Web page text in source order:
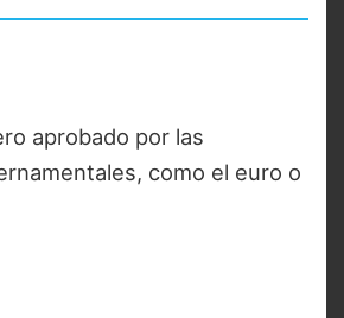
aprobado por las
como el euro o